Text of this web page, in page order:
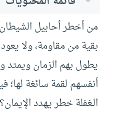
من أخطر أحابيل
بقية من مقاومة، ولا
يطول بهم الزمان ويمتد
أنفسهم لقمة سائغة
الـغفلة خطر يهدد الإيمان؟